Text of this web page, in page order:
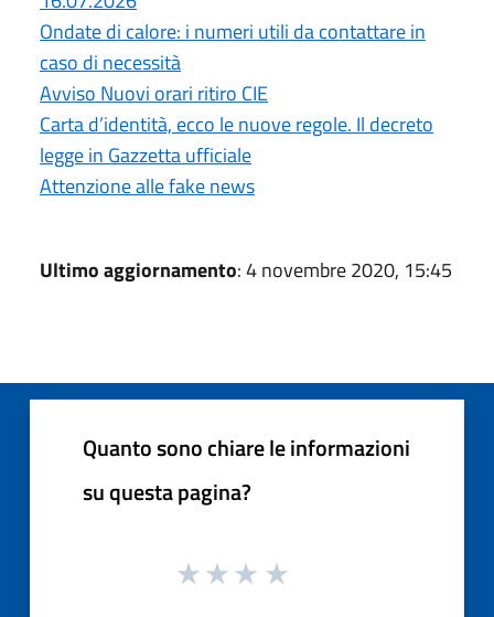
Ondate di calore: i numeri utili da contattare in
caso di necessità
Avviso Nuovi orari ritiro CIE
Carta d’identità, ecco le nuove regole. Il decreto
legge in Gazzetta ufficiale
Attenzione alle fake news
Ultimo aggiornamento: 4 novembre 2020, 15:45
Quanto sono chiare le informazioni
su questa pagina?